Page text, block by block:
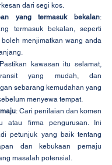
dari segi kos.
yang termasuk bekalan:
termasuk bekalan, seperti
menjimatkan wang anda
kawasan itu selamat,
yang mudah, dan
sebarang kemudahan yang
menyewa tempat.
: Cari penilaian dan komen
atau firma pengurusan. Ini
petunjuk yang baik tentang
dan kebukaan pemaju
masalah potensial.